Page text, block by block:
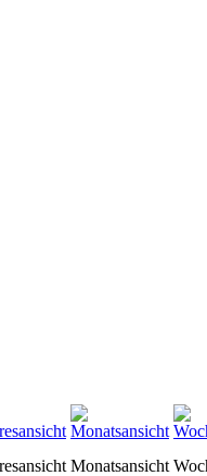
Monatsansicht